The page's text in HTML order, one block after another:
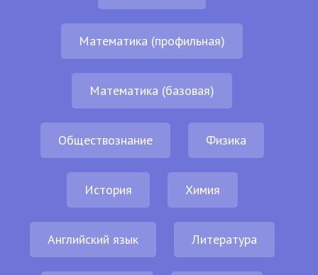
Математика (профильная)
Математика (базовая)
Обществознание Физика
История Химия
Английский язык Литература